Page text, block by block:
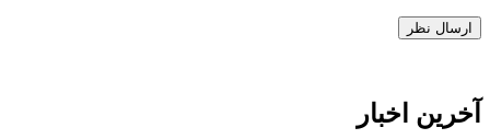
آخرین اخبار